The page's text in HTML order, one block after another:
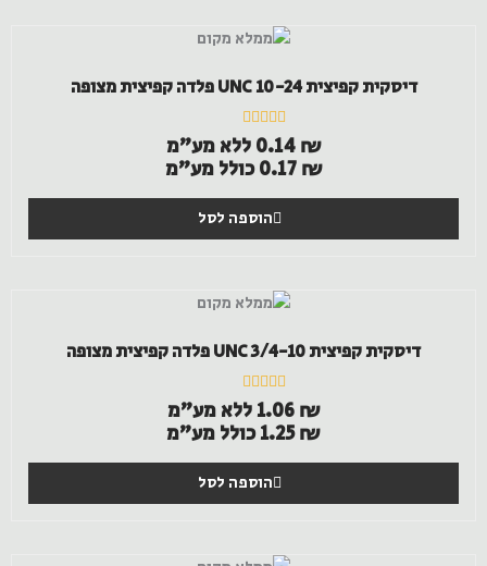
דיסקית קפיצית UNC 10-24 פלדה קפיצית מצופה
דורג
0
מתוך
0.14₪
ללא מע"מ
0.17₪ כולל מע"מ
הוספה לסל
דיסקית קפיצית UNC 3/4-10 פלדה קפיצית מצופה
דורג
0
מתוך
1.06₪
ללא מע"מ
1.25₪ כולל מע"מ
הוספה לסל